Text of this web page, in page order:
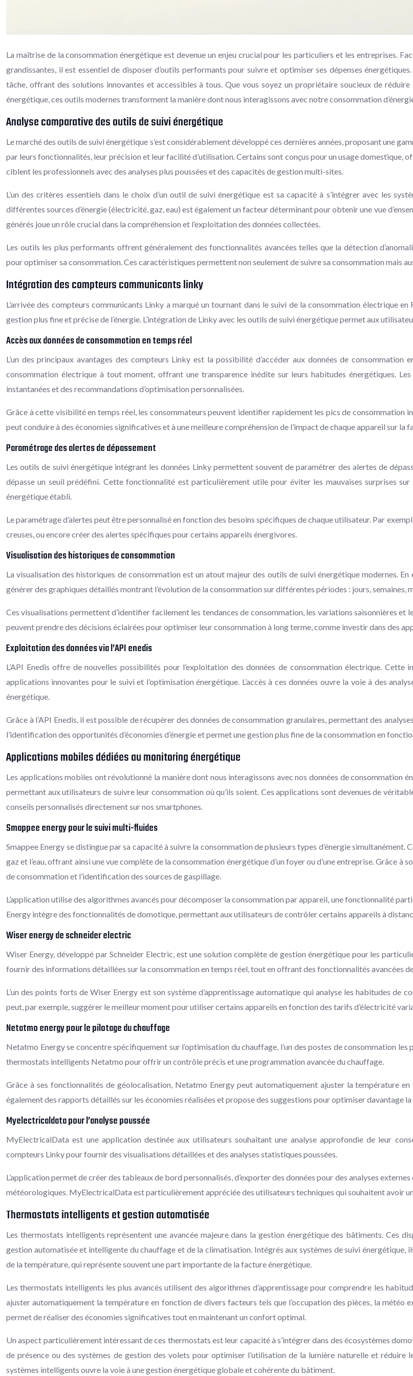
La maîtrise de la consommation énergétique est devenue un enjeu crucial pour les particuliers et les entreprises.
grandissantes, il est essentiel de disposer d’outils performants pour suivre et optimiser ses dépenses
tâche, offrant des solutions innovantes et accessibles à tous. Que vous soyez un propriétaire soucieux de
énergétique, ces outils modernes transforment la manière dont nous interagissons avec notre consommation
Analyse comparative des outils de suivi énergétique
Le marché des outils de suivi énergétique s’est considérablement développé ces dernières années, proposant une
par leurs fonctionnalités, leur précision et leur facilité d’utilisation. Certains sont conçus pour un usage domestique,
ciblent les professionnels avec des analyses plus poussées et des capacités de gestion multi-sites.
L’un des critères essentiels dans le choix d’un outil de suivi énergétique est sa capacité à s’intégrer avec les
différentes sources d’énergie (électricité, gaz, eau) est également un facteur déterminant pour obtenir une vue
générés joue un rôle crucial dans la compréhension et l’exploitation des données collectées.
Les outils les plus performants offrent généralement des fonctionnalités avancées telles que la détection
pour optimiser sa consommation. Ces caractéristiques permettent non seulement de suivre sa consommation mais
Intégration des compteurs communicants linky
L’arrivée des compteurs communicants Linky a marqué un tournant dans le suivi de la consommation électrique
gestion plus fine et précise de l’énergie. L’intégration de Linky avec les outils de suivi énergétique permet aux
Accès aux données de consommation en temps réel
L’un des principaux avantages des compteurs Linky est la possibilité d’accéder aux données de
consommation électrique à tout moment, offrant une transparence inédite sur leurs habitudes énergétiques.
instantanées et des recommandations d’optimisation personnalisées.
Grâce à cette visibilité en temps réel, les consommateurs peuvent identifier rapidement les pics de consommation
peut conduire à des économies significatives et à une meilleure compréhension de l’impact de chaque appareil sur la
Paramétrage des alertes de dépassement
Les outils de suivi énergétique intégrant les données Linky permettent souvent de paramétrer des alertes de
dépasse un seuil prédéfini. Cette fonctionnalité est particulièrement utile pour éviter les mauvaises surprises
énergétique établi.
Le paramétrage d’alertes peut être personnalisé en fonction des besoins spécifiques de chaque utilisateur. Par
creuses, ou encore créer des alertes spécifiques pour certains appareils énergivores.
Visualisation des historiques de consommation
La visualisation des historiques de consommation est un atout majeur des outils de suivi énergétique modernes.
générer des graphiques détaillés montrant l’évolution de la consommation sur différentes périodes : jours, semaines,
Ces visualisations permettent d’identifier facilement les tendances de consommation, les variations saisonnières et
peuvent prendre des décisions éclairées pour optimiser leur consommation à long terme, comme investir dans des
Exploitation des données via l’API enedis
L’API Enedis offre de nouvelles possibilités pour l’exploitation des données de consommation électrique.
applications innovantes pour le suivi et l’optimisation énergétique. L’accès à ces données ouvre la voie à des
énergétique.
Grâce à l’API Enedis, il est possible de récupérer des données de consommation granulaires, permettant des
l’identification des opportunités d’économies d’énergie et permet une gestion plus fine de la consommation en
Applications mobiles dédiées au monitoring énergétique
Les applications mobiles ont révolutionné la manière dont nous interagissons avec nos données de consommation
permettant aux utilisateurs de suivre leur consommation où qu’ils soient. Ces applications sont devenues de
conseils personnalisés directement sur nos smartphones.
Smappee energy pour le suivi multi-fluides
Smappee Energy se distingue par sa capacité à suivre la consommation de plusieurs types d’énergie
gaz et l’eau, offrant ainsi une vue complète de la consommation énergétique d’un foyer ou d’une entreprise. Grâce
de consommation et l’identification des sources de gaspillage.
L’application utilise des algorithmes avancés pour décomposer la consommation par appareil, une fonctionnalité
Energy intègre des fonctionnalités de domotique, permettant aux utilisateurs de contrôler certains appareils à
Wiser energy de schneider electric
Wiser Energy, développé par Schneider Electric, est une solution complète de gestion énergétique pour les
fournir des informations détaillées sur la consommation en temps réel, tout en offrant des fonctionnalités avancées
L’un des points forts de Wiser Energy est son système d’apprentissage automatique qui analyse les habitudes de
peut, par exemple, suggérer le meilleur moment pour utiliser certains appareils en fonction des tarifs d’électricité
Netatmo energy pour le pilotage du chauffage
Netatmo Energy se concentre spécifiquement sur l’optimisation du chauffage, l’un des postes de consommation
thermostats intelligents Netatmo pour offrir un contrôle précis et une programmation avancée du chauffage.
Grâce à ses fonctionnalités de géolocalisation, Netatmo Energy peut automatiquement ajuster la température
également des rapports détaillés sur les économies réalisées et propose des suggestions pour optimiser davantage
Myelectricaldata pour l’analyse poussée
MyElectricalData est une application destinée aux utilisateurs souhaitant une analyse approfondie de leur
compteurs Linky pour fournir des visualisations détaillées et des analyses statistiques poussées.
L’application permet de créer des tableaux de bord personnalisés, d’exporter des données pour des analyses
météorologiques. MyElectricalData est particulièrement appréciée des utilisateurs techniques qui souhaitent avoir
Thermostats intelligents et gestion automatisée
Les thermostats intelligents représentent une avancée majeure dans la gestion énergétique des bâtiments. Ces
gestion automatisée et intelligente du chauffage et de la climatisation. Intégrés aux systèmes de suivi
de la température, qui représente souvent une part importante de la facture énergétique.
Les thermostats intelligents les plus avancés utilisent des algorithmes d’apprentissage pour comprendre les
ajuster automatiquement la température en fonction de divers facteurs tels que l’occupation des pièces, la météo
permet de réaliser des économies significatives tout en maintenant un confort optimal.
Un aspect particulièrement intéressant de ces thermostats est leur capacité à s’intégrer dans des écosystèmes
de présence ou des systèmes de gestion des volets pour optimiser l’utilisation de la lumière naturelle et
systèmes intelligents ouvre la voie à une gestion énergétique globale et cohérente du bâtiment.